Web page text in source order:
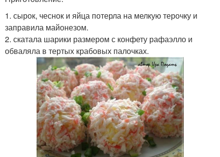
1. сырок, чеснок и яйца потерла на мелкую терочку и
заправила майонезом.
2. скатала шарики размером с конфету рафаэлло и
обваляла в тертых крабовых палочках.